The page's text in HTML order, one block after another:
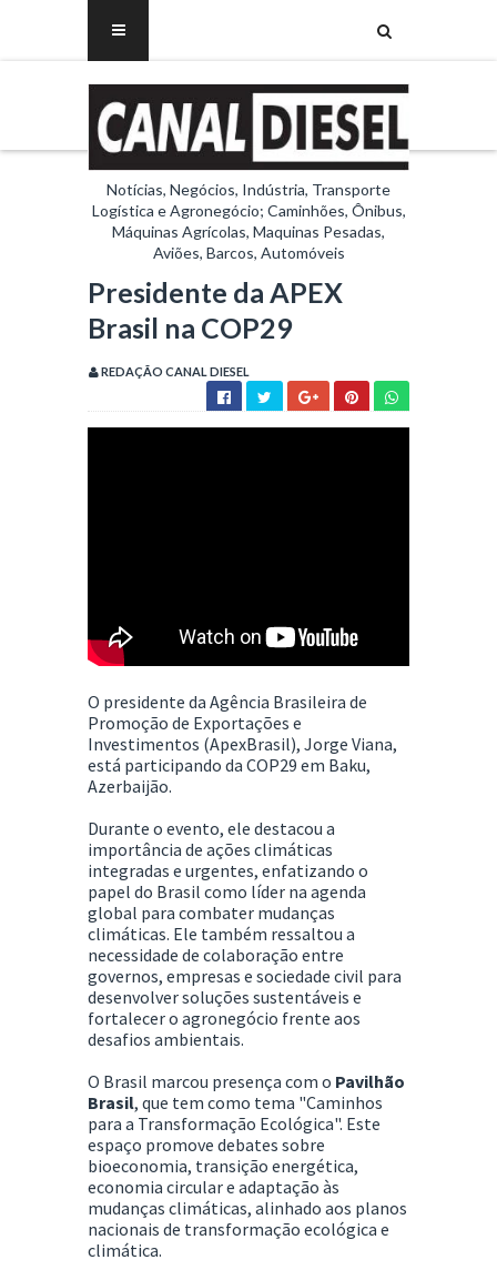
Notícias, Negócios, Indústria, Transporte
Logística e Agronegócio; Caminhões, Ônibus,
Máquinas Agrícolas, Maquinas Pesadas,
Aviões, Barcos, Automóveis
Presidente da APEX
Brasil na COP29
REDAÇÃO CANAL DIESEL
O presidente da Agência Brasileira de
Promoção de Exportações e
Investimentos (ApexBrasil), Jorge Viana,
está participando da COP29 em Baku,
Azerbaijão.
Durante o evento, ele destacou a
importância de ações climáticas
integradas e urgentes, enfatizando o
papel do Brasil como líder na agenda
global para combater mudanças
climáticas. Ele também ressaltou a
necessidade de colaboração entre
governos, empresas e sociedade civil para
desenvolver soluções sustentáveis e
fortalecer o agronegócio frente aos
desafios ambientais.
O Brasil marcou presença com o Pavilhão
Brasil, que tem como tema "Caminhos
para a Transformação Ecológica". Este
espaço promove debates sobre
bioeconomia, transição energética,
economia circular e adaptação às
mudanças climáticas, alinhado aos planos
nacionais de transformação ecológica e
climática.